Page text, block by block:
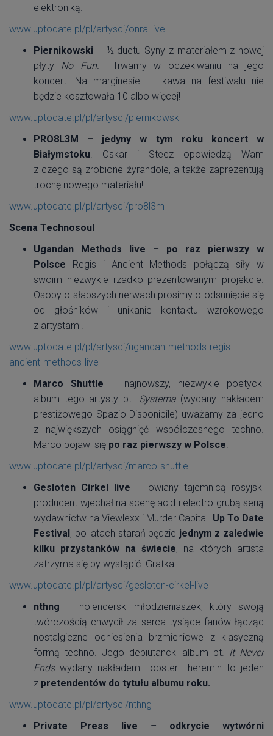
elektroniką.
www.uptodate.pl/pl/artysci/onra-live
Piernikowski – ½ duetu Syny z materiałem z nowej
płyty No Fun. Trwamy w oczekiwaniu na jego
koncert. Na marginesie - kawa na festiwalu nie
będzie kosztowała 10 albo więcej!
www.uptodate.pl/pl/artysci/piernikowski
PRO8L3M
– jedyny
w tym roku koncert w
Białymstoku. Oskar i Steez opowiedzą Wam
z czego są zrobione żyrandole, a także zaprezentują
trochę nowego materiału!
www.uptodate.pl/pl/artysci/pro8l3m
Scena Technosoul
Ugandan Methods live – po raz pierwszy w
Polsce Regis i Ancient Methods połączą siły w
swoim niezwykle rzadko prezentowanym projekcie.
Osoby o słabszych nerwach prosimy o odsunięcie się
od głośników i unikanie kontaktu wzrokowego
z artystami.
www.uptodate.pl/pl/artysci/ugandan-methods-regis-
ancient-methods-live
Marco Shuttle – najnowszy, niezwykle poetycki
album tego artysty pt. Systema(wydany nakładem
prestiżowego Spazio Disponibile) uważamy za jedno
z największych osiągnięć współczesnego techno.
Marco pojawi się po raz pierwszy w Polsce.
www.uptodate.pl/pl/artysci/marco-shuttle
Gesloten Cirkel live – owiany tajemnicą rosyjski
producent wjechał na scenę acid i electro grubą serią
wydawnictw na Viewlexx i Murder Capital. Up To Date
Festival , po latach starań będzie jednym z zaledwie
kilku przystanków na świecie, na których artista
zatrzyma się by wystąpić. Gratka!
www.uptodate.pl/pl/artysci/gesloten-cirkel-live
nthng – holenderski młodzieniaszek, który swoją
twórczością chwycił za serca tysiące fanów łącząc
nostalgiczne odniesienia brzmieniowe z klasyczną
formą techno. Jego debiutancki album pt. It Never
Ends wydany nakładem Lobster Theremin to jeden
z pretendentów do tytułu albumu roku.
www.uptodate.pl/pl/artysci/nthng
Private Press live – odkrycie wytwórni